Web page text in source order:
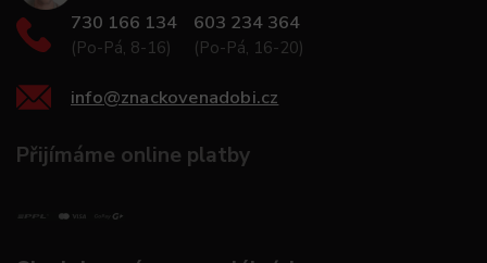
730 166 134
(Po-Pá, 8-16)
603 234 364
(Po-Pá, 16-20)
info@znackovenadobi.cz
Přijímáme online platby